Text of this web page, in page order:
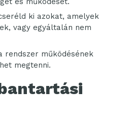
ki azokat, amelyek
vagy egyáltalán nem
rendszer működésének
megtenni.